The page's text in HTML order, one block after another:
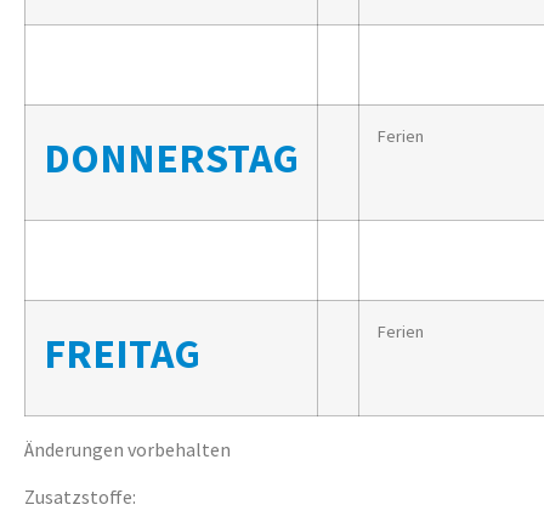
DONNERSTAG Ferien
FREITAG Ferien
Änderungen vorbehalten
Zusatzstoffe: